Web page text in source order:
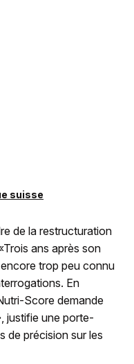
suisse
de la restructuration
ans après son
trop peu connu
En
Score demande
justifie une porte-
de précision sur les